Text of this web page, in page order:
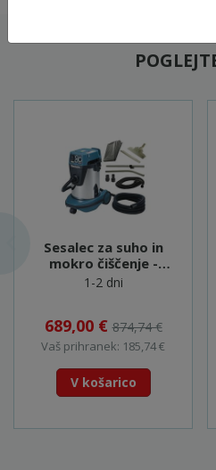
Sesalec za suho in
mokro čiščenje -
VC3211MX1
1-2 dni
689,00 €874,74 €
Vaš prihranek: 185,74 €
V košarico